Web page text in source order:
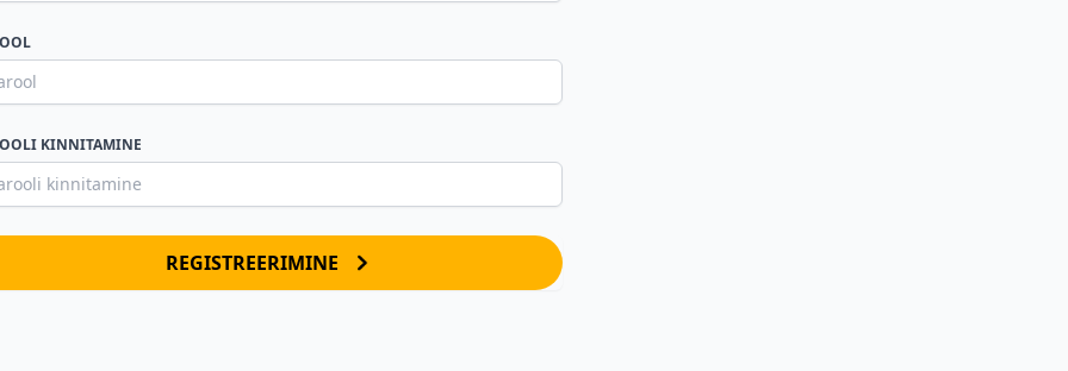
KINNITAMINE
REGISTREERIMINE